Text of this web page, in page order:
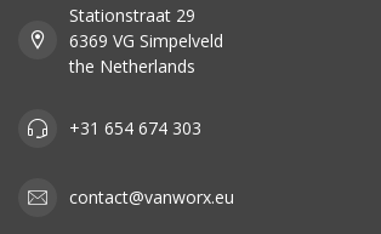
Stationstraat 29
6369 VG Simpelveld
the Netherlands
+31 654 674 303
contact@vanworx.eu